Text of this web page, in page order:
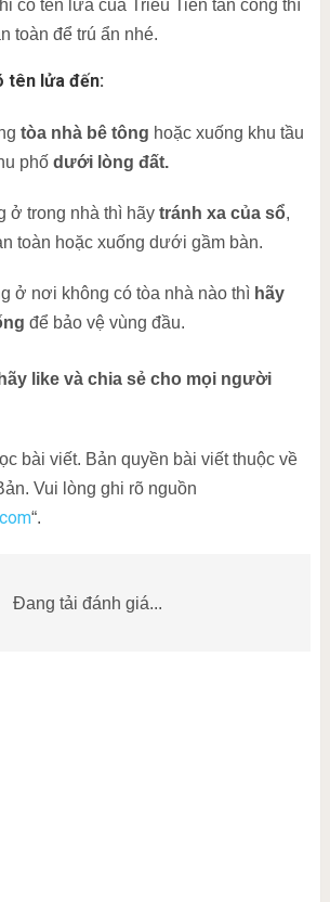
có tên lửa của Triều Tiên tấn công thì
toàn để trú ẩn nhé.
tên lửa đến:
tòa nhà bê tông hoặc xuống khu tầu
phốdưới lòng đất.
ở trong nhà thì hãytránh xa của sổ,
toàn hoặc xuống dưới gầm bàn.
ở nơi không có tòa nhà nào thì hãy
để bảo vệ vùng đầu.
like và chia sẻ cho mọi người
bài viết. Bản quyền bài viết thuộc về
Vui lòng ghi rõ nguồn
“.
Đang tải đánh giá...